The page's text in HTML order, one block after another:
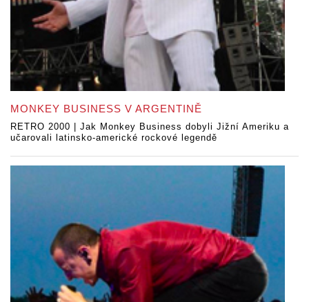
MONKEY BUSINESS V ARGENTINĚ
RETRO 2000 | Jak Monkey Business dobyli Jižní Ameriku a
učarovali latinsko-americké rockové legendě